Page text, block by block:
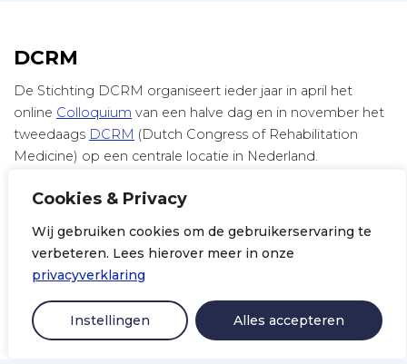
Cookies & Privacy
Wij gebruiken cookies om de gebruikerservaring te
verbeteren. Lees hierover meer in onze
privacyverklaring
Instellingen Alles accepteren
DCRM
De Stichting DCRM organiseert ieder jaar in april het
online Colloquium van een halve dag en in november het
tweedaags DCRM (Dutch Congress of Rehabilitation
Medicine) op een centrale locatie in Nederland.
Nederlandse Vereniging van Revalidatieartsen
Medicine, kortweg NSRM), de landelijke
revalidatiearts zijn ingeschreven in het register van de
Registratiecommissie Geneeskundig Specialisten (RGS).